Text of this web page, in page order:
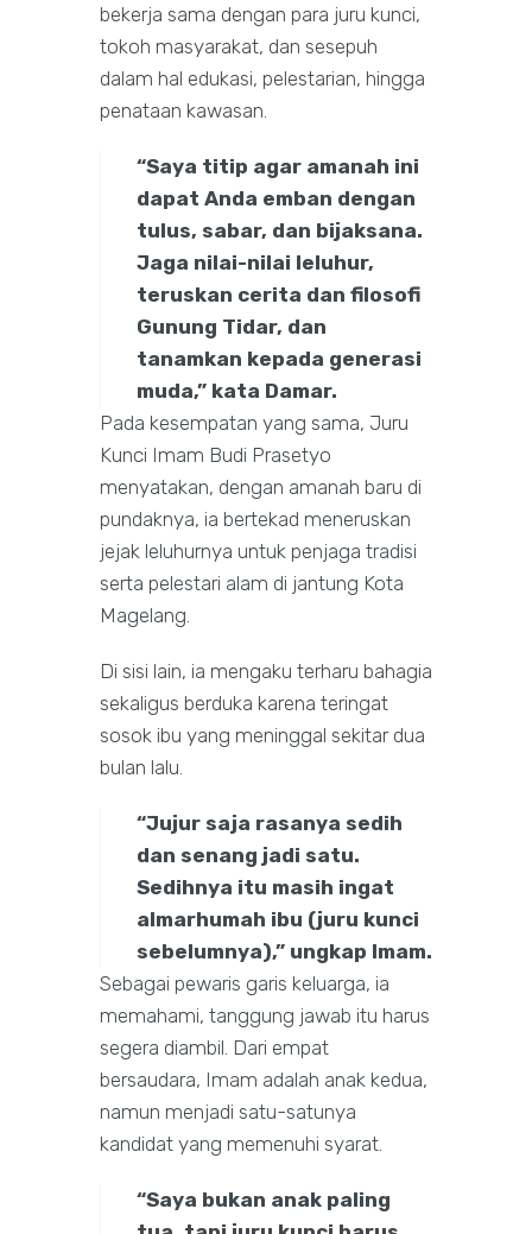
bekerja sama dengan para juru kunci,
tokoh masyarakat, dan sesepuh
dalam hal edukasi, pelestarian, hingga
penataan kawasan.
“Saya titip agar amanah ini
dapat Anda emban dengan
tulus, sabar, dan bijaksana.
Jaga nilai-nilai leluhur,
teruskan cerita dan filosofi
Gunung Tidar, dan
tanamkan kepada generasi
muda,” kata Damar.
Pada kesempatan yang sama, Juru
Kunci Imam Budi Prasetyo
menyatakan, dengan amanah baru di
pundaknya, ia bertekad meneruskan
jejak leluhurnya untuk penjaga tradisi
serta pelestari alam di jantung Kota
Magelang.
Di sisi lain, ia mengaku terharu bahagia
sekaligus berduka karena teringat
sosok ibu yang meninggal sekitar dua
bulan lalu.
“Jujur saja rasanya sedih
dan senang jadi satu.
Sedihnya itu masih ingat
almarhumah ibu (juru kunci
sebelumnya),” ungkap Imam.
Sebagai pewaris garis keluarga, ia
memahami, tanggung jawab itu harus
segera diambil. Dari empat
bersaudara, Imam adalah anak kedua,
namun menjadi satu-satunya
kandidat yang memenuhi syarat.
“Saya bukan anak paling